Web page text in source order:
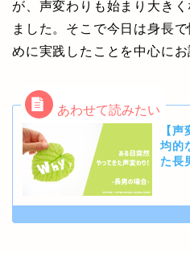
が、声変わりも始まり大き
ました。そこで今日は身長
めに実践したことを中心に
【
均的
た長